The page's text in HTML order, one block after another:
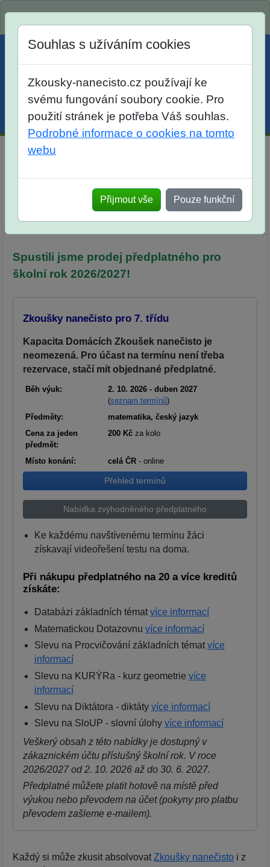
Menu Účet Košík
Termíny a harmonogram Předplatné
Tabule cti Diskuse
Souhlas s užíváním cookies
Zkousky-nanecisto.cz používají ke
svému fungování soubory cookie. Pro
použití stránek je potřeba Váš souhlas.
Podrobné informace o cookies na tomto
webu
Přijmout vše Pouze funkční
Spustili jsme prodej předplatného pro
školní rok 2026/2027!
Každý si může zkusit absolvovat Zkoušky nanečisto i z
Zkoušky nanečisto pro 7. třídu
Kapacita Domácích Zkoušek nanečisto je
neomezená. Pro účast na termínu není třeba
rezervace, stačí mít objednané předplatné.
Běh výuk:
2. 10. 2026 - duben 2027
(seznam termínů)
Předměty:
matematika, český jazyk
Cena za jeden
předmět:
200 Kč za kolo
Místo konání: celá ČR - online
Přehled termínů
Nabídka zvýhodněného předplatného
Ke každému navštívenému termínu žáci
získavají videořešení testu na doma.
Při nákupu předplatného na 20 a více kreditů
získáte:
Databázi základních témat více informací
Matematickou Dotazovnu více informací
Slevu na Procvičování základních témat více
informací
Slevu na KURÝRa - kurz geometrie více
informací
Slevu na Diktátora - diktáty více informací
Slevu na SloUP - slovní úlohy více informací
Veškerý obsah z této nabídky je dostupný v
zákaznickém účtu příslušný školní rok. V roce
2026/2027 od 2. 10. 2026 až do 30. 6. 2027.
Předplatné můžete platit hotově na místě před
výukou nebo převodem na účet (pokyny pro platbu
převodem zašleme e-mailem).